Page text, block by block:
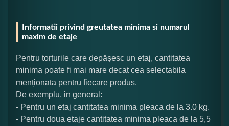
Informatii privind greutatea minima si numarul
maxim de etaje
Pentru torturile care depășesc un etaj, cantitatea
minima poate fi mai mare decat cea selectabila
menționata pentru fiecare produs.
De exemplu, in general:
- Pentru un etaj cantitatea minima pleaca de la 3.0 kg.
- Pentru doua etaje cantitatea minima pleaca de la 5,5